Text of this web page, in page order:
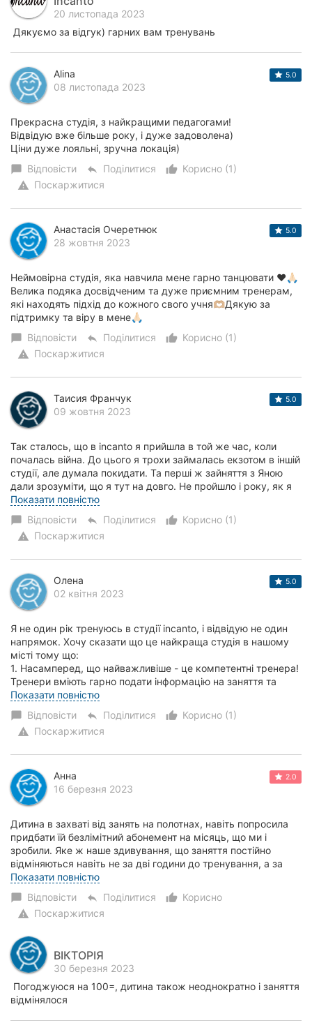
20 листопада 2023
Дякуємо за відгук) гарних вам тренувань
Alina
08 листопада 2023
5.0
Прекрасна студія, з найкращими педагогами!
Відвідую вже більше року, і дуже задоволена)
Ціни дуже лояльні, зручна локація)
chat_bubble Відповісти reply Поділитися thumb_up_alt
Корисно (1)
warning Поскаржитися
Анастасія Очеретнюк
28 жовтня 2023
5.0
Неймовірна студія, яка навчила мене гарно танцювати ❤️🙏🏻
Велика подяка досвідченим та дуже приємним тренерам,
які находять підхід до кожного свого учня🫶🏼Дякую за
підтримку та віру в мене🙏🏻
chat_bubble Відповісти reply Поділитися thumb_up_alt
Корисно (1)
warning Поскаржитися
Таисия Франчук
09 жовтня 2023
5.0
Так сталось, що в incanto я прийшла в той же час, коли
почалась війна. До цього я трохи займалась екзотом в іншій
студії, але думала покидати. Та перші ж зайняття з Яною
дали зрозуміти, що я тут на довго. Не пройшло і року, як я
вже виступала на Київ...
Показати повністю
chat_bubble Відповісти reply Поділитися thumb_up_alt
Корисно (1)
warning Поскаржитися
Олена
02 квітня 2023
5.0
Я не один рік тренуюсь в студії incanto, і відвідую не один
напрямок. Хочу сказати що це найкраща студія в нашому
місті тому що:
1. Насамперед, що найважливіше - це компетентні тренера!
Тренери вміють гарно подати інформацію на заняття та
скорегуват...
Показати повністю
chat_bubble Відповісти reply Поділитися thumb_up_alt
Корисно (1)
warning Поскаржитися
Анна
16 березня 2023
2.0
Дитина в захваті від занять на полотнах, навіть попросила
придбати їй безлімітний абонемент на місяць, що ми і
зробили. Яке ж наше здивування, що заняття постійно
відміняються навіть не за дві години до тренування, а за
годину, або навіть ще менше. Д...
Показати повністю
chat_bubble Відповісти reply Поділитися thumb_up_alt
Корисно
warning Поскаржитися
ВІКТОРІЯ
30 березня 2023
Погоджуюся на 100=, дитина також неоднократно і заняття
відмінялося